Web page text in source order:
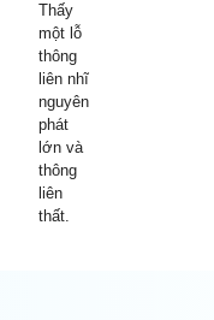
Thấy
một lỗ
thông
liên nhĩ
nguyên
phát
lớn và
thông
liên
thất.